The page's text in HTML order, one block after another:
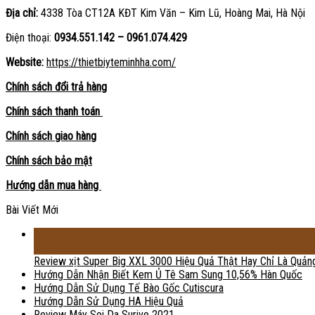
Địa chỉ: 4338 Tòa CT12A KĐT Kim Văn – Kim Lũ, Hoàng Mai, Hà Nội
Điện thoại: 0934.551.142 – 0961.074.429
Website: https://thietbiyteminhha.com/
Chính sách đổi trả hàng
Chính sách thanh toán
Chính sách giao hàng
Chính sách bảo mật
Hướng dẫn mua hàng
Bài Viết Mới
Review xịt Super Big XXL 3000 Hiệu Quả Thật Hay Chỉ Là
Hướng Dẫn Nhận Biết Kem Ủ Tê Sam Sung 10,56% Hàn Quốc
Hướng Dẫn Sử Dụng Tế Bào Gốc Cutiscura
Hướng Dẫn Sử Dụng HA Hiệu Quả